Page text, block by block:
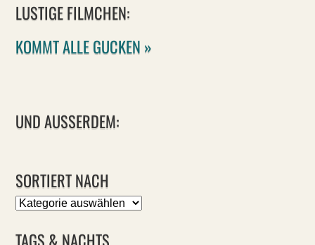
LUSTIGE FILMCHEN:
KOMMT ALLE GUCKEN »
UND AUSSERDEM:
SORTIERT NACH
Sortiert
TAGS & NACHTS